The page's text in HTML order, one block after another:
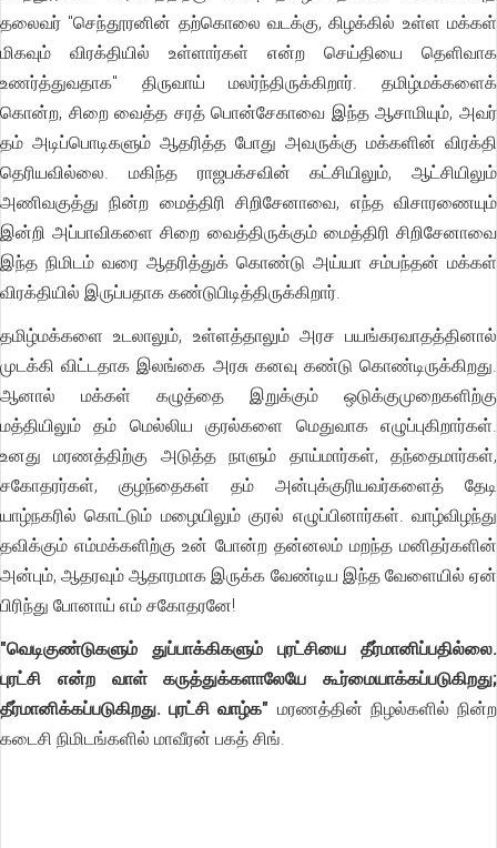
தலைவர் "செந்தூரனின் தற்கொலை வடக்கு, கிழக்கில் உள்ள மக்கள்
மிகவும் விரக்தியில் உள்ளார்கள் என்ற செய்தியை தெளிவாக
உணர்த்துவதாக" திருவாய் மலர்ந்திருக்கிறார். தமிழ்மக்களைக்
கொன்ற, சிறை வைத்த சரத் பொன்சேகாவை இந்த ஆசாமியும், அவர்
தம் அடிப்பொடிகளும் ஆதரித்த போது அவருக்கு மக்களின் விரக்தி
தெரியவில்லை. மகிந்த ராஜபக்சவின் கட்சியிலும், ஆட்சியிலும்
அணிவகுத்து நின்ற மைத்திரி சிறிசேனாவை, எந்த விசாரணையும்
இன்றி அப்பாவிகளை சிறை வைத்திருக்கும் மைத்திரி சிறிசேனாவை
இந்த நிமிடம் வரை ஆதரித்துக் கொண்டு அய்யா சம்பந்தன் மக்கள்
விரக்தியில் இருப்பதாக கண்டுபிடித்திருக்கிறார்.
தமிழ்மக்களை உடலாலும், உள்ளத்தாலும் அரச பயங்கரவாதத்தினால்
முடக்கி விட்டதாக இலங்கை அரசு கனவு கண்டு கொண்டிருக்கிறது.
ஆனால் மக்கள் கழுத்தை இறுக்கும் ஒடுக்குமுறைகளிற்கு
மத்தியிலும் தம் மெல்லிய குரல்களை மெதுவாக எழுப்புகிறார்கள்.
உனது மரணத்திற்கு அடுத்த நாளும் தாய்மார்கள், தந்தைமார்கள்,
சகோதரர்கள், குழந்தைகள் தம் அன்புக்குரியவர்களைத் தேடி
யாழ்நகரில் கொட்டும் மழையிலும் குரல் எழுப்பினார்கள். வாழ்விழந்து
தவிக்கும் எம்மக்களிற்கு உன் போன்ற தன்னலம் மறந்த மனிதர்களின்
அன்பும், ஆதரவும் ஆதாரமாக இருக்க வேண்டிய இந்த வேளையில் ஏன்
பிரிந்து போனாய் எம் சகோதரனே!
"வெடிகுண்டுகளும் துப்பாக்கிகளும் புரட்சியை தீர்மானிப்பதில்லை.
புரட்சி என்ற வாள் கருத்துக்களாலேயே கூர்மையாக்கப்படுகிறது;
தீர்மானிக்கப்படுகிறது. புரட்சி வாழ்க" மரணத்தின் நிழல்களில் நின்ற
கடைசி நிமிடங்களில் மாவீரன் பகத் சிங்.